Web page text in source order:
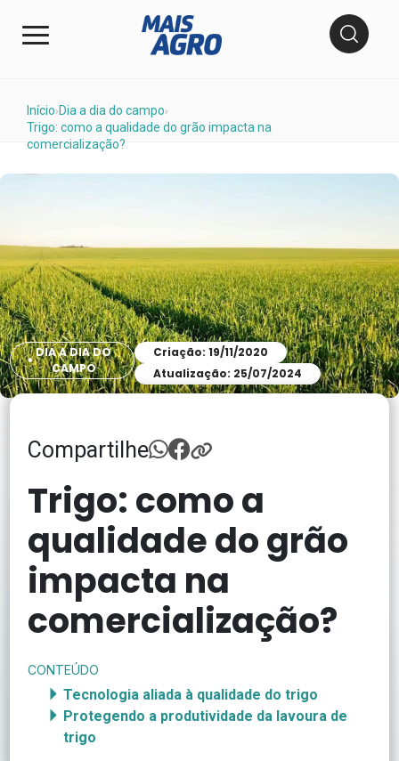
Início› Dia a dia do campo›
Trigo: como a qualidade do grão impacta na
comercialização?
DIA A DIA DO
CAMPO
Criação: 19/11/2020
Atualização: 25/07/2024
Compartilhe
Trigo: como a
qualidade do grão
impacta na
comercialização?
CONTEÚDO
Tecnologia aliada à qualidade do trigo
Protegendo a produtividade da lavoura de
trigo